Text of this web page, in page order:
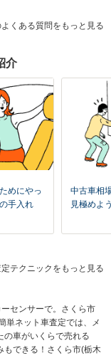
くある質問をもっと見る
介
めにやっ
手入れ
中古車相
見極めよ
テクニックをもっと見る
センサーで。さくら市
単ネット車査定では、メ
の車がいくらで売れる
もできる！さくら市(栃木